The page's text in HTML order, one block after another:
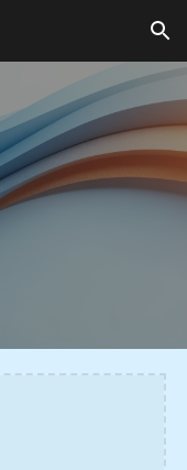
Skip to navigation